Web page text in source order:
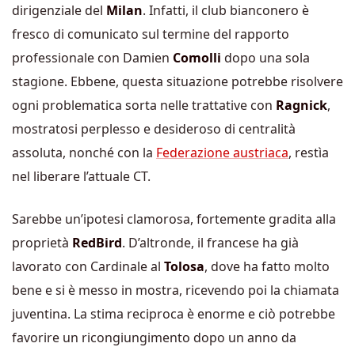
dirigenziale del Milan. Infatti, il club bianconero è
fresco di comunicato sul termine del rapporto
professionale con Damien Comolli dopo una sola
stagione. Ebbene, questa situazione potrebbe risolvere
ogni problematica sorta nelle trattative con Ragnick,
mostratosi perplesso e desideroso di centralità
assoluta, nonché con la Federazione austriaca, restìa
nel liberare l’attuale CT.
Sarebbe un’ipotesi clamorosa, fortemente gradita alla
proprietà RedBird. D’altronde, il francese ha già
lavorato con Cardinale al Tolosa, dove ha fatto molto
bene e si è messo in mostra, ricevendo poi la chiamata
juventina. La stima reciproca è enorme e ciò potrebbe
favorire un ricongiungimento dopo un anno da